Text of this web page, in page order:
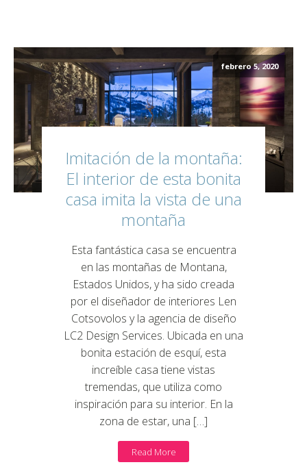
febrero 5, 2020
Imitación de la montaña:
El interior de esta bonita
casa imita la vista de una
montaña
Esta fantástica casa se encuentra
en las montañas de Montana,
Estados Unidos, y ha sido creada
por el diseñador de interiores Len
Cotsovolos y la agencia de diseño
LC2 Design Services. Ubicada en una
bonita estación de esquí, esta
increíble casa tiene vistas
tremendas, que utiliza como
inspiración para su interior. En la
zona de estar, una […]
Read More